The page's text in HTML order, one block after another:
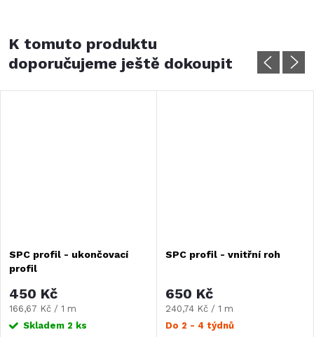
K tomuto produktu
doporučujeme ještě dokoupit
SPC profil - ukončovací
profil
450 Kč
Měrná
cena:
166,67 Kč / 1 m
Skladem 2 ks
SPC profil - vnitřní roh
650 Kč
Měrná
cena:
240,74 Kč / 1 m
Do 2 - 4 týdnů